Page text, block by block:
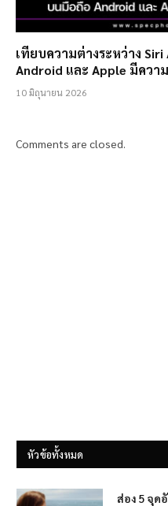
เทียบความต่างระหว่าง Siri
Android และ Apple มีควา
10 มิถุนายน 2026
Comments are closed.
หัวข้อทั้งหมด
ส่อง 5 จุด